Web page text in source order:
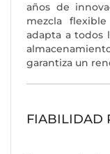
años de
mezcla
adapta a todos
garantiza un
FIABILIDAD